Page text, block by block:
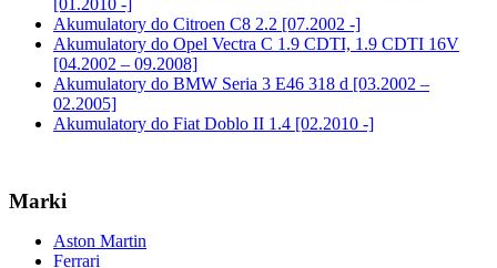
[01.2010 -]
Akumulatory do Citroen C8 2.2 [07.2002 -]
Akumulatory do Opel Vectra C 1.9 CDTI, 1.9 CDTI 16V
[04.2002 – 09.2008]
Akumulatory do BMW Seria 3 E46 318 d [03.2002 –
02.2005]
Akumulatory do Fiat Doblo II 1.4 [02.2010 -]
Marki
Aston Martin
Ferrari